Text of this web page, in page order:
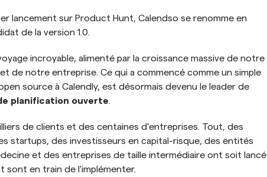
lancement sur Product Hunt, Calendso se renomme en
de la version 1.0.
incroyable, alimenté par la croissance massive de notre
de notre entreprise. Ce qui a commencé comme un simple
source à Calendly, est désormais devenu le leader de
planification ouverte.
de clients et des centaines d'entreprises. Tout, des
startups, des investisseurs en capital-risque, des entités
et des entreprises de taille intermédiaire ont soit lancé
sont en train de l'implémenter.